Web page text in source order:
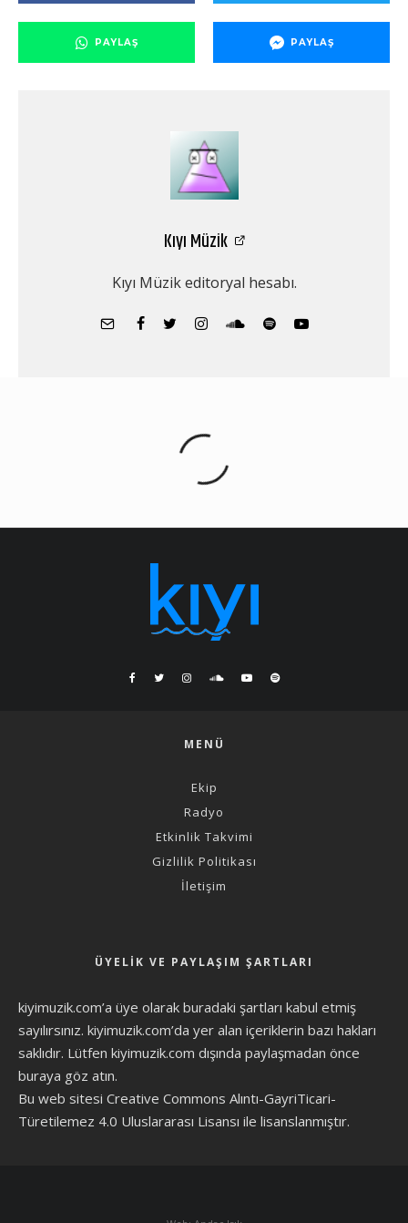
PAYLAŞ PAYLAŞ
Kıyı Müzik
Kıyı Müzik editoryal hesabı.
MENÜ
Ekip
Radyo
Etkinlik Takvimi
Gizlilik Politikası
İletişim
ÜYELIK VE PAYLAŞIM ŞARTLARI
kiyimuzik.com’a üye olarak buradaki şartları kabul etmiş
sayılırsınız. kiyimuzik.com’da yer alan içeriklerin bazı hakları
saklıdır. Lütfen kiyimuzik.com dışında paylaşmadan önce
buraya göz atın.
Bu web sitesi Creative Commons Alıntı-GayriTicari-
Türetilemez 4.0 Uluslararası Lisansı ile lisanslanmıştır.